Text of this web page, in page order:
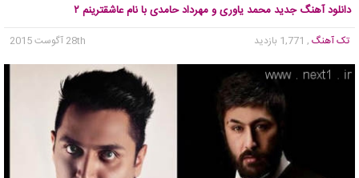
دانلود آهنگ جدید محمد یاوری و مهرداد حامدی با نام عاشقترینم ۲
تک آهنگ , 1,771 بازدید 28th آگوست 2015